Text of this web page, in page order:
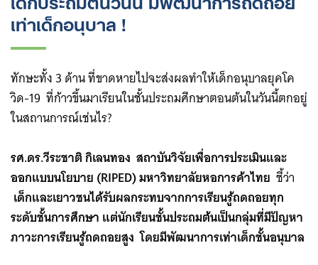
เท่าเด็กอนุบาล !
ทักษะทั้ง 3 ด้าน ที่ขาดหายไปจะส่งผลทำให้เด็กอนุบาลยุคโค
วิด-19 ที่ก้าวขึ้นมาเรียนในชั้นประถมศึกษาตอนต้นในวันนี้ตกอยู่
ในสถานการณ์เช่นไร?
รศ.ดร.วีระชาติ กิเลนทอง สถาบันวิจัยเพื่อการประเมินและ
ออกแบบนโยบาย (RIPED) มหาวิทยาลัยหอการค้าไทย ชี้ว่า
เด็กและเยาวชนได้รับผลกระทบจากการเรียนรู้ถดถอยทุก
ระดับชั้นการศึกษา แต่นักเรียนชั้นประถมต้นเป็นกลุ่มที่มีปัญหา
ภาวะการเรียนรู้ถดถอยสูง โดยมีพัฒนาการเท่าเด็กชั้นอนุบาล